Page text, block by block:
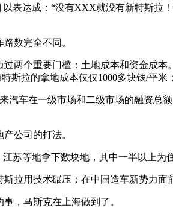
表达成：“没有XXX就没有新特斯拉
数完全不同。
两个重要门槛：土地成本和资金成
斯拉的拿地成本仅仅1000多块钱/平米；
车在一级市场和二级市场的融资总
公司的打法。
苏等地拿下数块地，其中一半以上为
拉用技术碾压；在中国造车新势力面
，马斯克在上海做到了。